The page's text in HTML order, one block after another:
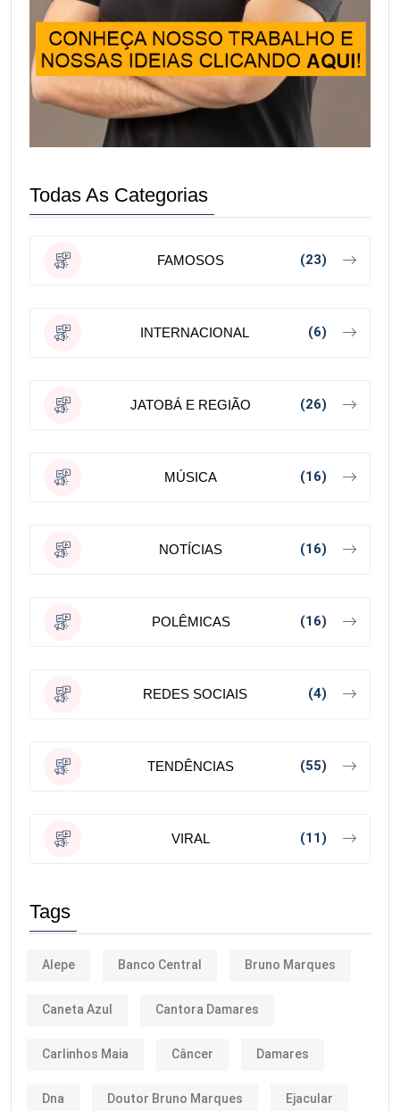
Todas As Categorias
FAMOSOS (23)
INTERNACIONAL (6)
JATOBÁ E REGIÃO (26)
MÚSICA (16)
NOTÍCIAS (16)
POLÊMICAS (16)
REDES SOCIAIS (4)
TENDÊNCIAS (55)
VIRAL (11)
Tags
Alepe Banco Central Bruno Marques
Caneta Azul Cantora Damares
Carlinhos Maia Câncer Damares
Dna Doutor Bruno Marques Ejacular